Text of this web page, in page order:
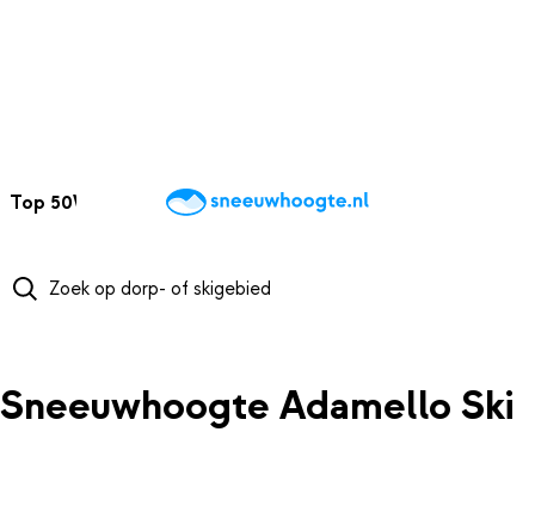
Top 50Webcams WintersportweerKaarten
Sneeuwhoogte Adamello Ski